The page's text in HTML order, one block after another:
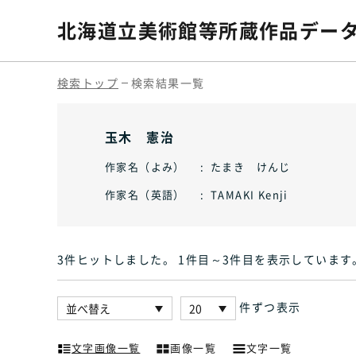
北海道立美術館等所蔵作品デー
検索トップ 検索結果一覧
玉木 憲治
作家名（よみ）
たまき けんじ
作家名（英語）
TAMAKI Kenji
3件ヒット しました。 1件目～3件目 を表示しています。
件ずつ表示
文字画像一覧 画像一覧 文字一覧